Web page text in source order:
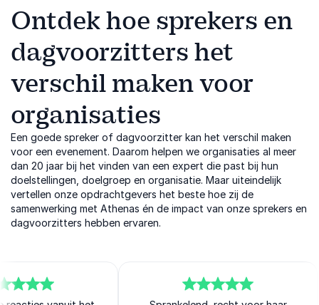
Ontdek hoe sprekers en
dagvoorzitters het
verschil maken voor
organisaties
Een goede spreker of dagvoorzitter kan het verschil maken
voor een evenement. Daarom helpen we organisaties al meer
dan 20 jaar bij het vinden van een expert die past bij hun
doelstellingen, doelgroep en organisatie. Maar uiteindelijk
vertellen onze opdrachtgevers het beste hoe zij de
samenwerking met Athenas én de impact van onze sprekers en
dagvoorzitters hebben ervaren.